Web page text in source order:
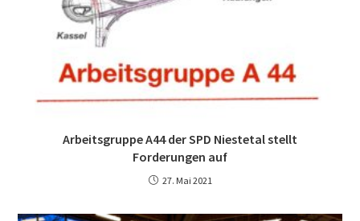
Arbeitsgruppe A44 der SPD Niestetal stellt
Forderungen auf
27. Mai 2021